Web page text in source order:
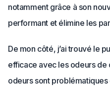
notamment grâce à son
performant et élimine les
De mon côté, j’ai trouvé le
efficace avec les odeurs de
odeurs sont problématiques